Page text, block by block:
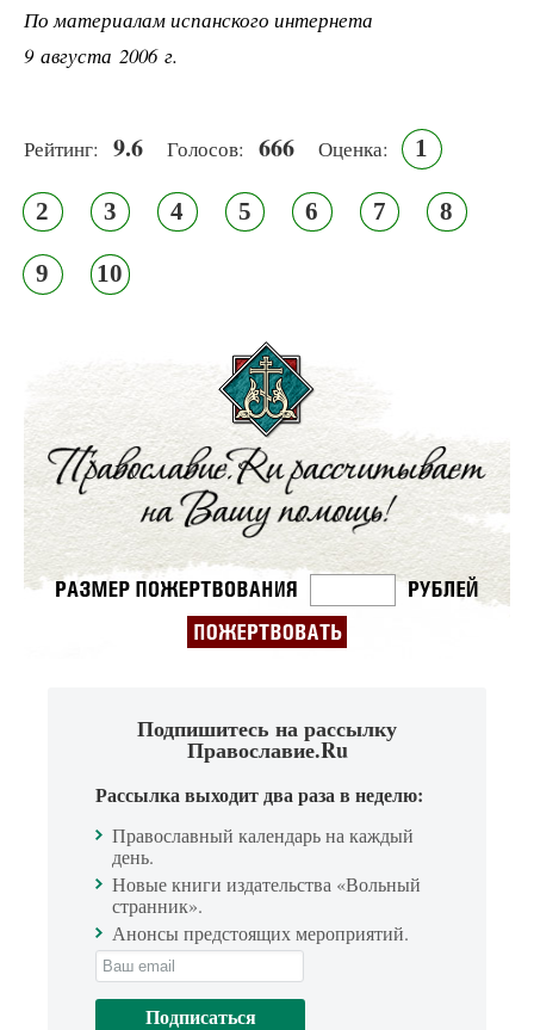
По материалам испанского интернета
9 августа 2006 г.
Рейтинг: 9.6 Голосов: 666 Оценка: 1
2 3 4 5 6 7 8
9 10
Подпишитесь на рассылку
Православие.Ru
Рассылка выходит два раза в неделю:
Православный календарь на каждый
день.
Новые книги издательства «Вольный
странник».
Анонсы предстоящих мероприятий.